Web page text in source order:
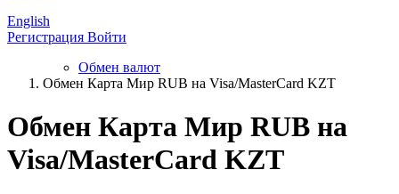
English
Регистрация Войти
Обмен валют
Обмен Карта Мир RUB на Visa/MasterCard KZT
Обмен Карта Мир RUB на
Visa/MasterCard KZT